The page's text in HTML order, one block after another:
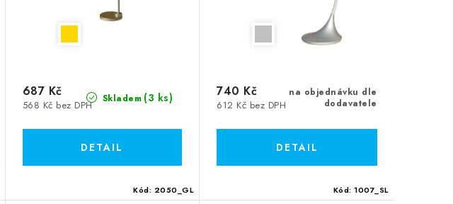
Skladem (3 ks)
568 Kč bez DPH
687 Kč
Kód: 2050_GL
na objednávku dle
dodavatele
612 Kč bez DPH
740 Kč
Kód:1007_SL